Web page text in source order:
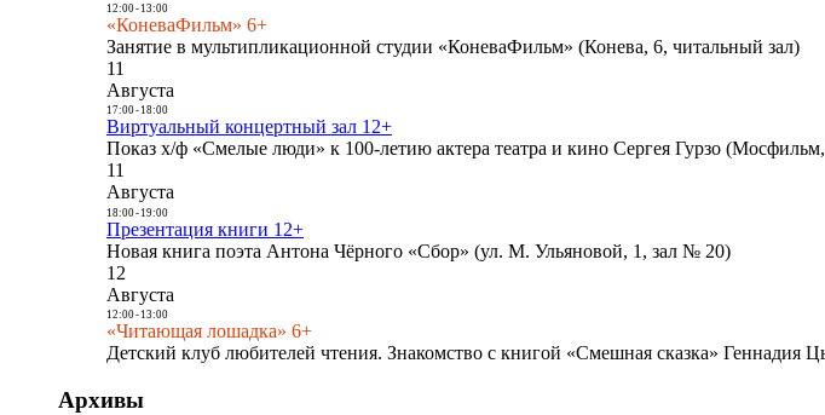
12:00- 13:00
«КоневаФильм» 6+
Занятие в мультипликационной студии «КоневаФильм» (Конева, 6, читальный зал)
11
Августа
17:00- 18:00
Виртуальный концертный зал 12+
Показ х/ф «Смелые люди» к 100-летию актера театра и кино Сергея Гурзо
11
Августа
18:00- 19:00
Презентация книги 12+
Новая книга поэта Антона Чёрного «Сбор» (ул. М. Ульяновой, 1, зал № 20)
12
Августа
12:00- 13:00
«Читающая лошадка» 6+
Детский клуб любителей чтения. Знакомство с книгой «Смешная сказка» Геннадия
Архивы